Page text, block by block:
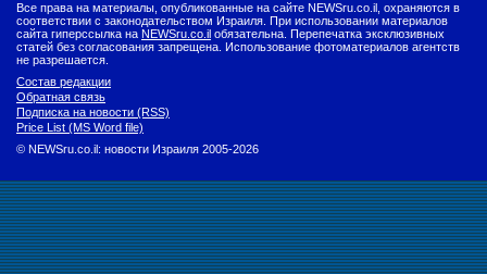
Все права на материалы, опубликованные на сайте NEWSru.co.il, охраняются в
соответствии с законодательством Израиля. При использовании материалов
сайта гиперссылка на NEWSru.co.il обязательна. Перепечатка эксклюзивных
статей без согласования запрещена. Использование фотоматериалов агентств
не разрешается.
Состав редакции
Обратная связь
Подписка на новости (RSS)
Price List (MS Word file)
© NEWSru.co.il: новости Израиля 2005-2026